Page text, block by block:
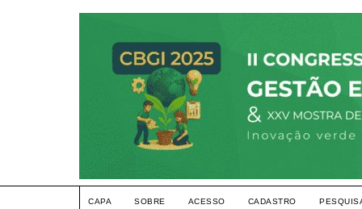
CAPA SOBRE ACESSO CADASTRO